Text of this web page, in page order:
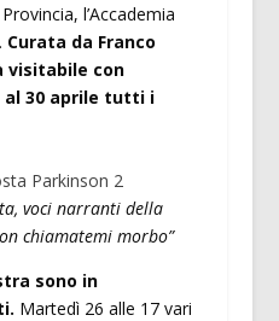
l’Accademia
Curata da Franco
visitabile con
al 30 aprile tutti i
voci narranti della
chiamatemi morbo”
sono in
Martedì 26 alle 17 vari